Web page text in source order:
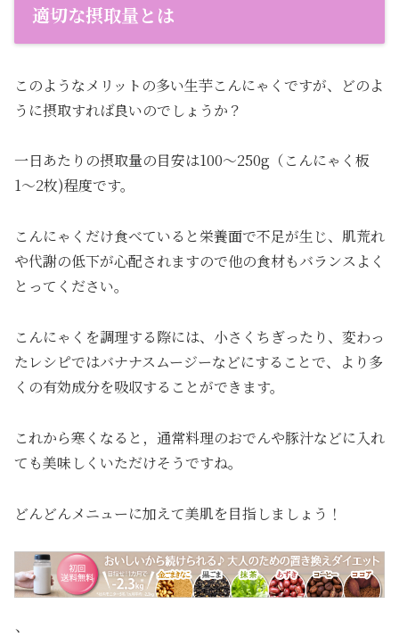
適切な摂取量とは
このようなメリットの多い生芋こんにゃくですが、どのよ
うに摂取すれば良いのでしょうか？
一日あたりの摂取量の目安は100〜250g（こんにゃく板
1〜2枚)程度です。
こんにゃくだけ食べていると栄養面で不足が生じ、肌荒れ
や代謝の低下が心配されますので他の食材もバランスよく
とってください。
こんにゃくを調理する際には、小さくちぎったり、変わっ
たレシピではバナナスムージーなどにすることで、より多
くの有効成分を吸収することができます。
これから寒くなると，通常料理のおでんや豚汁などに入れ
ても美味しくいただけそうですね。
どんどんメニューに加えて美肌を目指しましょう！
、